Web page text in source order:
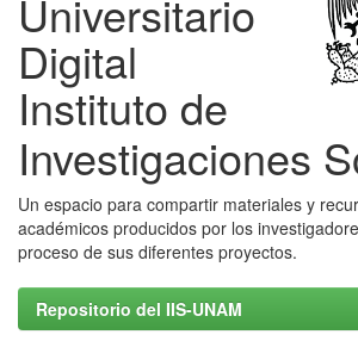
Universitario
Digital
Instituto de
Investigaciones
Un espacio para compartir materiales y
académicos producidos por los
proceso de sus diferentes proyectos.
Repositorio del IIS-UNAM